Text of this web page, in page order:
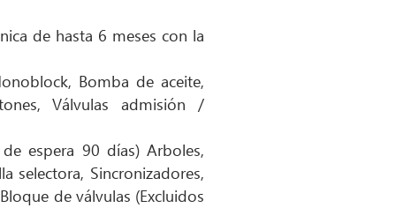
de hasta 6 meses con la
Bomba de aceite,
Válvulas admisión /
espera 90 días) Arboles,
selectora, Sincronizadores,
de válvulas (Excluidos